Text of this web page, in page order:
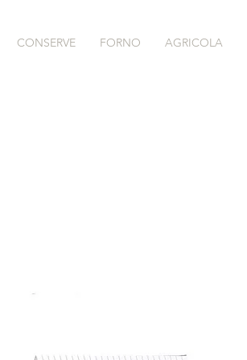
CONSERVE FORNO AGRICOLA